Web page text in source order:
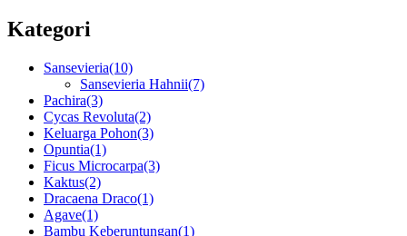
Kategori
Sansevieria(10)
Sansevieria Hahnii(7)
Pachira(3)
Cycas Revoluta(2)
Keluarga Pohon(3)
Opuntia(1)
Ficus Microcarpa(3)
Kaktus(2)
Dracaena Draco(1)
Agave(1)
Bambu Keberuntungan(1)